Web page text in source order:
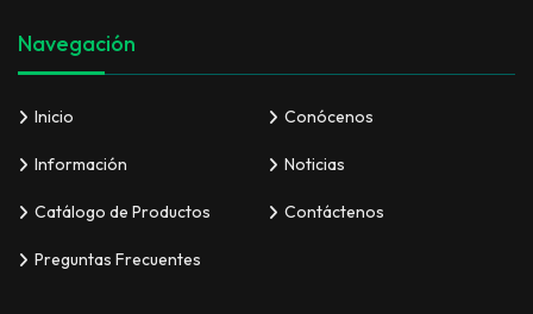
Navegación
Inicio Conócenos
Información Noticias
Catálogo de Productos Contáctenos
Preguntas Frecuentes